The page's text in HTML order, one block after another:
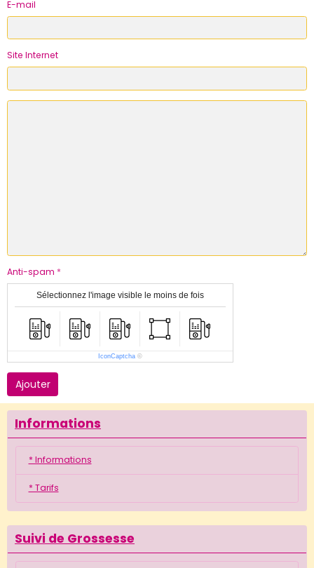
E-mail
Site Internet
Anti-spam
Sélectionnez l'image visible le moins de fois
IconCaptcha ©
Ajouter
Informations
* Informations
* Tarifs
Suivi de Grossesse